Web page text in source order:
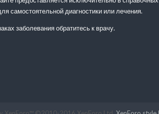
самостоятельной диагностики или лечения.
заболевания обратитесь к врачу.